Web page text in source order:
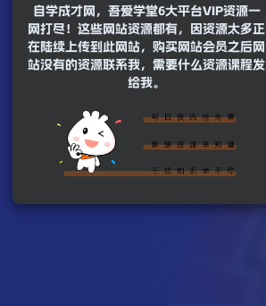
自学成才网，吾爱学堂6大平台VIP资源一
网打尽！这些网站资源都有，因资源太多正
在陆续上传到此网站，购买网站会员之后网
站没有的资源联系我，需要什么资源课程发
给我。